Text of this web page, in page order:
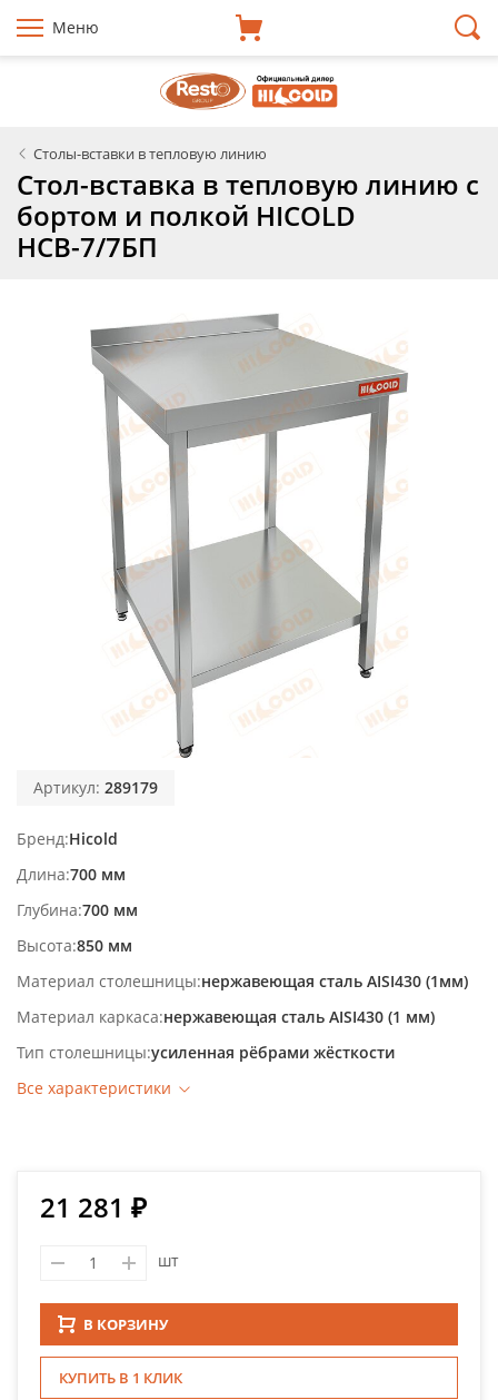
Меню
Столы-вставки в тепловую линию
Стол-вставка в тепловую линию с
бортом и полкой HICOLD
НСВ-7/7БП
Артикул: 289179
Бренд Hicold
Длина 700 мм
Глубина 700 мм
Высота 850 мм
Материал столешницы нержавеющая сталь AISI430 (1мм)
Материал каркаса нержавеющая сталь AISI430 (1 мм)
Тип столешницы усиленная рёбрами жёсткости
Все характеристики
21 281 ₽
шт
В КОРЗИНУ
КУПИТЬ В 1 КЛИК